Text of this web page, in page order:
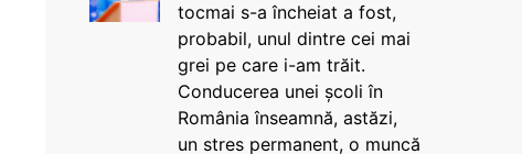
tocmai s-a încheiat a fost,
probabil, unul dintre cei mai
grei pe care i-am trăit.
Conducerea unei școli în
România înseamnă, astăzi,
un stres permanent, o muncă